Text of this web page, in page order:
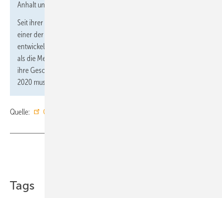
Anhalt unterstützt die Messe als Kooperationspartner.
Seit ihrer Premiere 1976 in Nürnberg hat sich die IFH/Intherm zu
einer der bedeutendsten SHK-Fachmessen Deutschlands
entwickelt. Ihren heutigen Namen trägt sie seit dem Jahr 2000,
als die Messe Intherm integriert wurde. Zwei Ausnahmen prägten
ihre Geschichte: 1978 wurde sie einmalig in Ulm ausgerichtet,
2020 musste sie pandemiebedingt entfallen
Quelle: GHM
Tags